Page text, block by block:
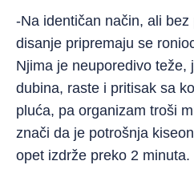
-Na identičan način, ali
disanje pripremaju se
Njima je neuporedivo teže,
dubina, raste i pritisak sa
pluća, pa organizam troši
znači da je potrošnja
opet izdrže preko 2